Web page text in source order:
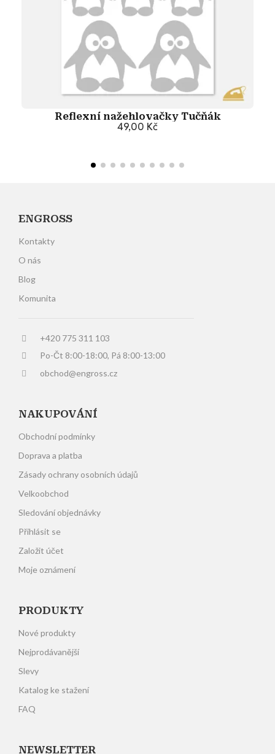
Reflexní nažehlovačky Tučňák
49,00 Kč
Přidat do košíku
ENGROSS
Kontakty
O nás
Blog
Komunita
+420 775 311 103
Po-Čt 8:00-18:00, Pá 8:00-13:00
obchod@engross.cz
NAKUPOVÁNÍ
Obchodní podmínky
Doprava a platba
Zásady ochrany osobních údajů
Velkoobchod
Sledování objednávky
Přihlásit se
Založit účet
Moje oznámení
PRODUKTY
Nové produkty
Nejprodávanější
Slevy
Katalog ke stažení
FAQ
NEWSLETTER